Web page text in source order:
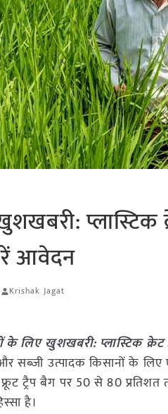
आवेदन
Krishak Jagat
के लिए खुशखबरी: प्लास्टिक
सब्जी उत्पादक किसानों के
ट्रैप बैग पर 50 से 80
है।